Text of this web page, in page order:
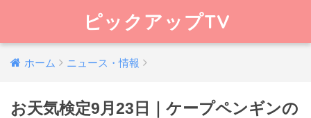
ピックアップTV
ホーム ニュース・情報
お天気検定9月23日｜ケープペンギンの